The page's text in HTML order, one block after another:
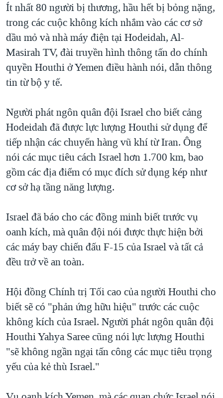
Ít nhất 80 người bị thương, hầu hết bị bỏng nặng,
trong các cuộc không kích nhắm vào các cơ sở
dầu mỏ và nhà máy điện tại Hodeidah, Al-
Masirah TV, đài truyền hình thông tấn do chính
quyền Houthi ở Yemen điều hành nói, dẫn thông
tin từ bộ y tế.
Người phát ngôn quân đội Israel cho biết cảng
Hodeidah đã được lực lượng Houthi sử dụng để
tiếp nhận các chuyến hàng vũ khí từ Iran. Ông
nói các mục tiêu cách Israel hơn 1.700 km, bao
gồm các địa điểm có mục đích sử dụng kép như
cơ sở hạ tầng năng lượng.
Israel đã báo cho các đồng minh biết trước vụ
oanh kích, mà quân đội nói được thực hiện bởi
các máy bay chiến đấu F-15 của Israel và tất cả
đều trở về an toàn.
Hội đồng Chính trị Tối cao của người Houthi cho
biết sẽ có "phản ứng hữu hiệu" trước các cuộc
không kích của Israel. Người phát ngôn quân đội
Houthi Yahya Saree cũng nói lực lượng Houthi
"sẽ không ngần ngại tấn công các mục tiêu trọng
yếu của kẻ thù Israel."